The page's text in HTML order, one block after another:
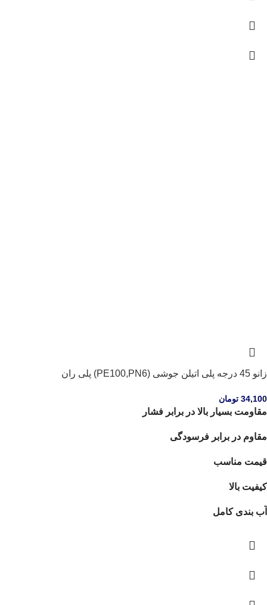
زانو 45 درجه پلی اتیلن جوشی (PE100,PN6) پلی ران
34,100 تومان
مقاومت بسیار بالا در برابر فشار
مقاوم در برابر فرسودگی
قیمت مناسب
کیفیت بالا
آب بندی کامل